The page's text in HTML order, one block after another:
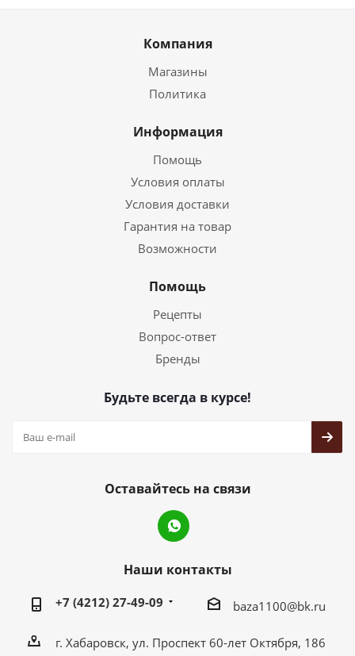
Компания
Магазины
Политика
Информация
Помощь
Условия оплаты
Условия доставки
Гарантия на товар
Возможности
Помощь
Рецепты
Вопрос-ответ
Бренды
Будьте всегда в курсе!
Оставайтесь на связи
Наши контакты
+7 (4212) 27-49-09 baza1100@bk.ru
г. Хабаровск, ул. Проспект 60-лет Октября, 186